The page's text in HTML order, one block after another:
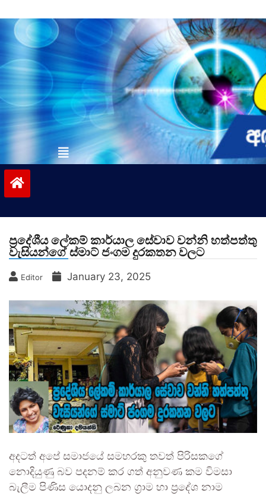
to
contentvinivida.lk
ප්‍රදේශීය ලේකම් කාර්යාල සේවාව වන්නි හත්පත්තු
වැසියන්ගේ ස්මාට් ජංගම දුරකතන වලට
Editor January 23, 2025
අදටත් අපේ සමාජයේ සමහරකු තවත් පිරිසකගේ
නොදියුණු බව පදනම් කර ගත් අනුවණ කම විමසා
බැලීම පිණිස යොදනු ලබන ග්‍රාම හා ප්‍රදේශ නාම